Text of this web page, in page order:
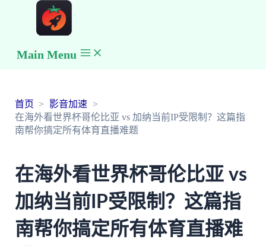
Main Menu
首页
影音加速
在海外看世界杯哥伦比亚 vs 加纳当前IP受限制？这篇指
南帮你搞定所有体育直播难题
在海外看世界杯哥伦比亚 vs
加纳当前IP受限制？这篇指
南帮你搞定所有体育直播难